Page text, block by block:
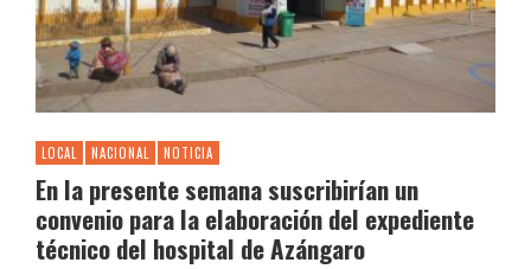
LOCAL NACIONAL NOTICIA
En la presente semana suscribirían un
convenio para la elaboración del expediente
técnico del hospital de Azángaro